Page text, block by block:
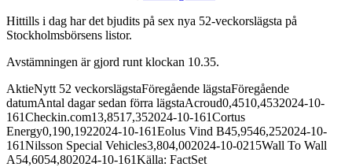
Hittills i dag har det bjudits på sex nya 52-veckorslägsta på
Stockholmsbörsens listor.
Avstämningen är gjord runt klockan 10.35.
AktieNytt 52 veckorslägstaFöregående lägstaFöregående
datumAntal dagar sedan förra lägstaAcroud0,4510,4532024-10-
161Checkin.com13,8517,352024-10-161Cortus
Energy0,190,1922024-10-161Eolus Vind B45,9546,252024-10-
161Nilsson Special Vehicles3,804,002024-10-0215Wall To Wall
A54,6054,802024-10-161Källa: FactSet